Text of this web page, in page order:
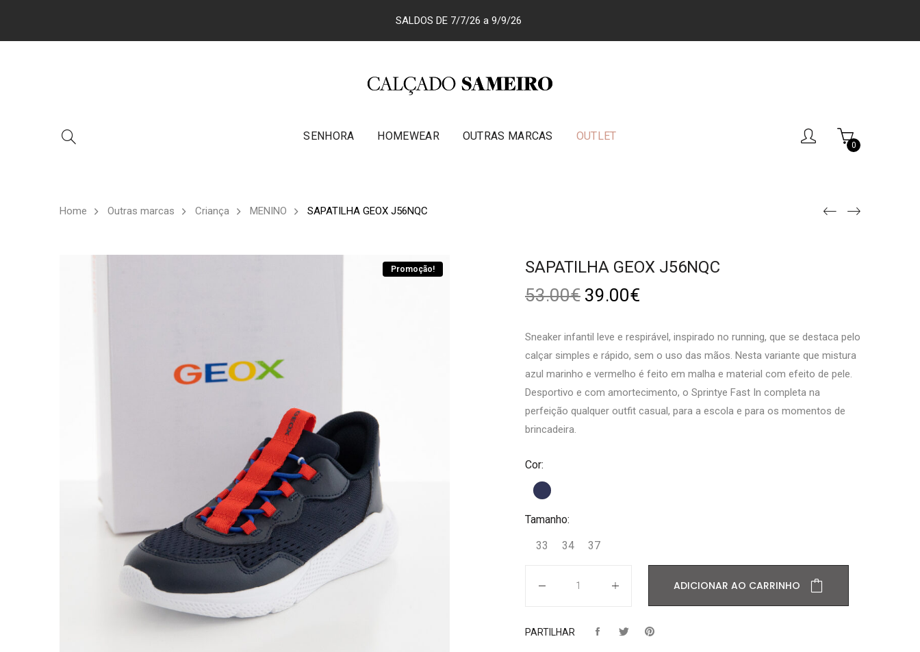
SALDOS DE 7/7/26 a 9/9/26
SENHORA HOMEWEAR OUTRAS MARCAS OUTLET
0
Home Outras marcas Criança MENINO SAPATILHA GEOX J56NQC
Promoção! SAPATILHA GEOX J56NQC
53.00€ 39.00€
Sneaker infantil leve e respirável, inspirado no running, que se destaca pelo
calçar simples e rápido, sem o uso das mãos. Nesta variante que mistura
azul marinho e vermelho é feito em malha e material com efeito de pele.
Desportivo e com amortecimento, o Sprintye Fast In completa na
perfeição qualquer outfit casual, para a escola e para os momentos de
brincadeira.
Cor:
Tamanho:
33
34 37
ADICIONAR AO CARRINHO
PARTILHAR